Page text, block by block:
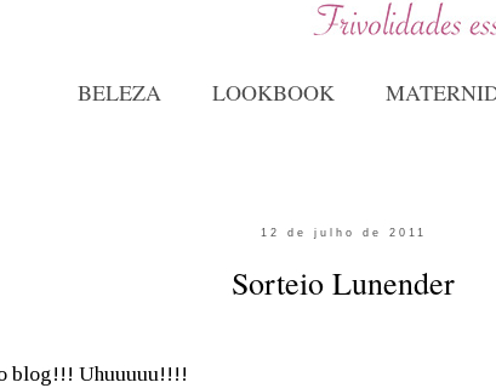
BELEZA LOOKBOOK
12 de julho de 2011
Sorteio Lunender
blog!!! Uhuuuuu!!!!